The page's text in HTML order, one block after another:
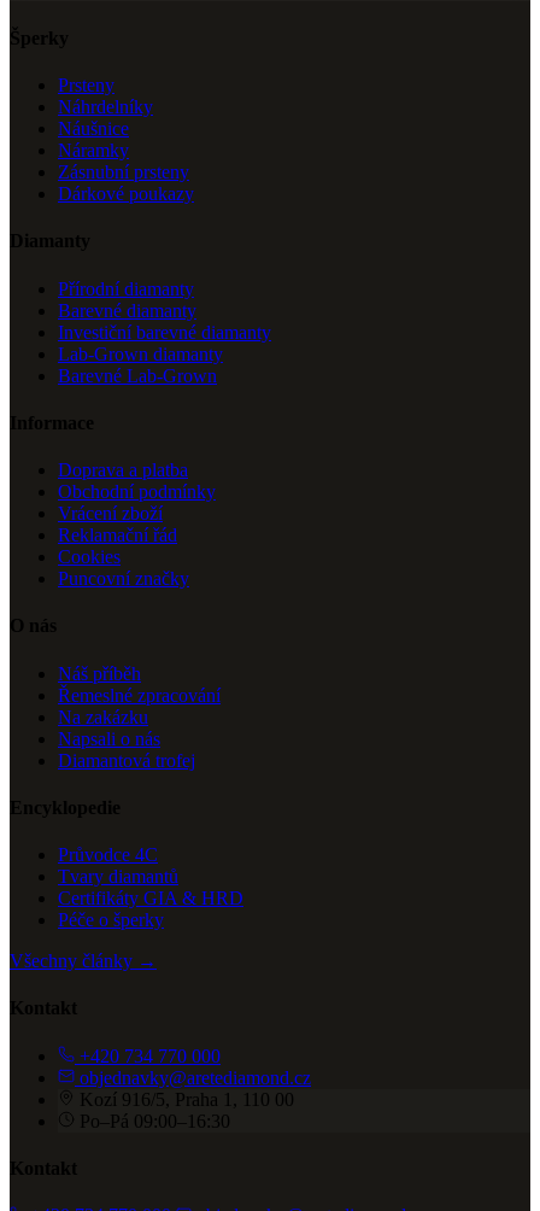
Šperky
Prsteny
Náhrdelníky
Náušnice
Náramky
Zásnubní prsteny
Dárkové poukazy
Diamanty
Přírodní diamanty
Barevné diamanty
Investiční barevné diamanty
Lab-Grown diamanty
Barevné Lab-Grown
Informace
Doprava a platba
Obchodní podmínky
Vrácení zboží
Reklamační řád
Cookies
Puncovní značky
O nás
Náš příběh
Řemeslné zpracování
Na zakázku
Napsali o nás
Diamantová trofej
Encyklopedie
Průvodce 4C
Tvary diamantů
Certifikáty GIA & HRD
Péče o šperky
Všechny články →
Kontakt
+420 734 770 000
objednavky@aretediamond.cz
Kozí 916/5, Praha 1, 110 00
Po–Pá 09:00–16:30
Kontakt